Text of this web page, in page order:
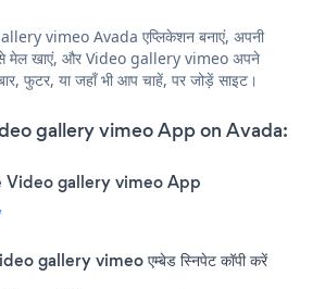
vimeo Avada एप्लिकेशन बनाएं, अपनी
से मेल खाएं, और Video gallery vimeo अपने
फुटर, या जहाँ भी आप चाहें, पर जोड़ें साइट।
gallery vimeo App on Avada:
Video gallery vimeo App
gallery vimeo एम्बेड स्निपेट कॉपी करें